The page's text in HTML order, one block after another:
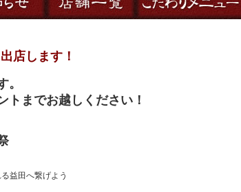
店します！
。
トまでお越しください！
益田へ繋げよう